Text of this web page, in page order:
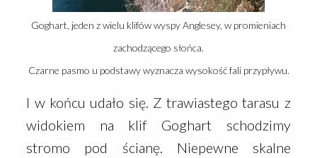
Goghart, jeden z wielu klifów wyspy Anglesey, w promieniach
zachodzącego słońca.
Czarne pasmo u podstawy wyznacza wysokość fali przypływu.
I w końcu udało się. Z trawiastego tarasu z
widokiem na klif Goghart schodzimy
stromo pod ścianę. Niepewne skalne